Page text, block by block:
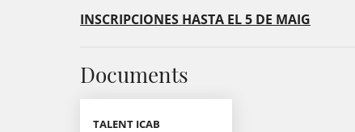
INSCRIPCIONES HASTA EL 5 DE MAIG
Documents
TALENT ICAB